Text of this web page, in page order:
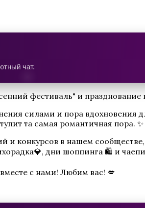
чат.
фестиваль" и
силами и пора вдохновения
та самая романтичная пора. ✨
и конкурсов в нашем сообществе,
дни шоппинга 🛍 и
с нами! Любим вас! 💋